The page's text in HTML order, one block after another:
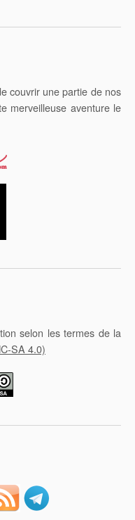
couvrir une partie de nos
merveilleuse aventure le
selon les termes de la
SA 4.0)